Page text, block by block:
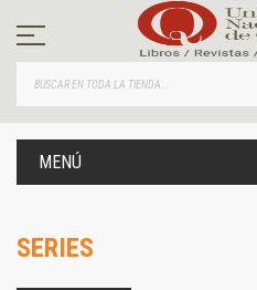
contenido
MENÚ
SERIES